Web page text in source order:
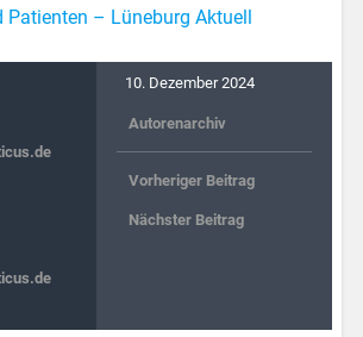
Patienten – Lüneburg Aktuell
10. Dezember 2024
Autorenarchiv
Vorheriger Beitrag
Nächster Beitrag